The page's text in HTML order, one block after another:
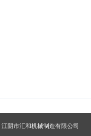
江阴市汇和机械制造有限公司